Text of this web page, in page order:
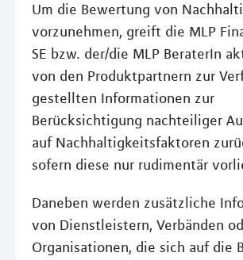
Um die Bewertung von
vorzunehmen, greift die MLP
SE bzw. der/die MLP BeraterIn
von den Produktpartnern zur
gestellten Informationen zur
Berücksichtigung nachteiliger
auf Nachhaltigkeitsfaktoren
sofern diese nur rudimentär
Daneben werden zusätzliche
von Dienstleistern, Verbänden
Organisationen, die sich auf die